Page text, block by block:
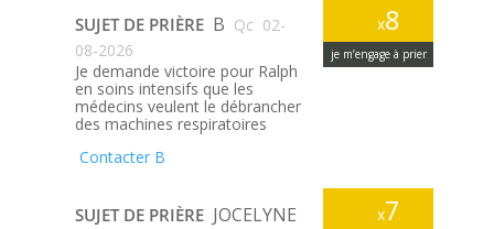
x8
je m’engage à prier
SUJET DE PRIÈRE B Qc 02-
08-2026
Je demande victoire pour Ralph
en soins intensifs que les
médecins veulent le débrancher
des machines respiratoires
Contacter B
x7
SUJET DE PRIÈRE JOCELYNE